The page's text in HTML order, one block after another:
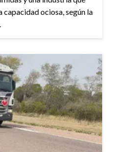
ociosa, según la